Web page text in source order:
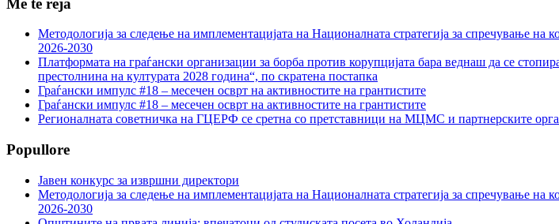
Методологија за следење на имплементацијата на Националната стратегија за спречување
2026-2030
Платформата на граѓански организации за борба против корупцијата бара веднаш да се
престолнина на културата 2028 година“, по скратена постапка
Граѓански импулс #18 – месечен осврт на активностите на грантистите
Граѓански импулс #18 – месечен осврт на активностите на грантистите
Регионалната советничка на ГЦЕРФ се сретна со претставници на МЦМС и партнерските
Popullore
Јавен конкурс за извршни директори
Методологија за следење на имплементацијата на Националната стратегија за спречување
2026-2030